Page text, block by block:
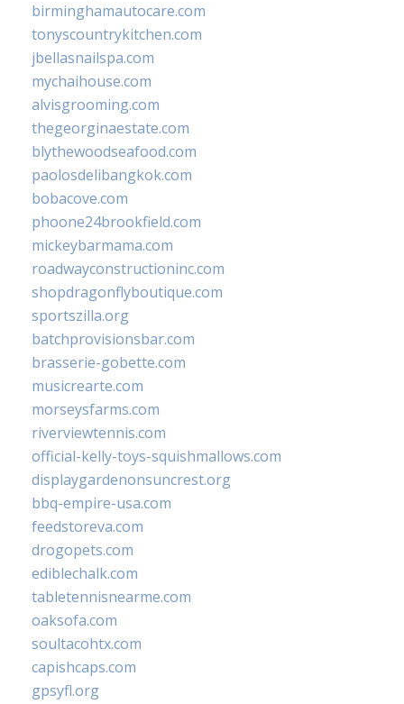
birminghamautocare.com
tonyscountrykitchen.com
jbellasnailspa.com
mychaihouse.com
alvisgrooming.com
thegeorginaestate.com
blythewoodseafood.com
paolosdelibangkok.com
bobacove.com
phoone24brookfield.com
mickeybarmama.com
roadwayconstructioninc.com
shopdragonflyboutique.com
sportszilla.org
batchprovisionsbar.com
brasserie-gobette.com
musicrearte.com
morseysfarms.com
riverviewtennis.com
official-kelly-toys-squishmallows.com
displaygardenonsuncrest.org
bbq-empire-usa.com
feedstoreva.com
drogopets.com
ediblechalk.com
tabletennisnearme.com
oaksofa.com
soultacohtx.com
capishcaps.com
gpsyfl.org